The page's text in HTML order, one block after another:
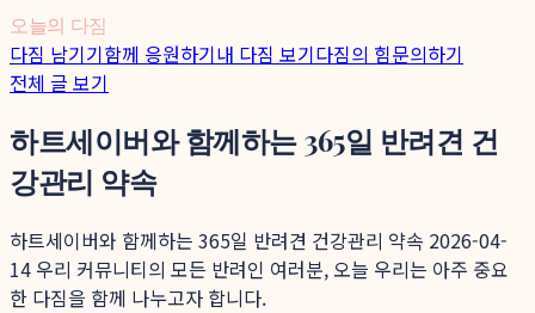
오늘의 다짐
다짐 남기기함께 응원하기내 다짐 보기다짐의 힘문의하기
전체 글 보기
하트세이버와 함께하는 365일 반려견 건
강관리 약속
하트세이버와 함께하는 365일 반려견 건강관리 약속 2026-04-
14 우리 커뮤니티의 모든 반려인 여러분, 오늘 우리는 아주 중요
한 다짐을 함께 나누고자 합니다.